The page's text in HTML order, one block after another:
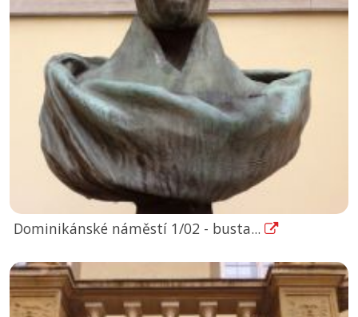
Dominikánské náměstí 1/02 - busta...